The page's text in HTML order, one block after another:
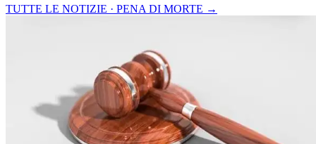
TUTTE LE NOTIZIE · PENA DI MORTE →